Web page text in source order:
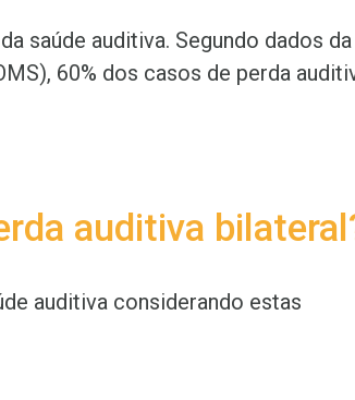
saúde auditiva. Segundo dados da
60% dos casos de perda
auditiva
auditiva considerando estas